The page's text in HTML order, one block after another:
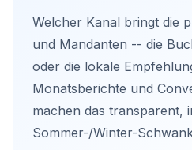
Welcher Kanal bringt die
und Mandanten -- die
oder die lokale
Monatsberichte und
machen das transparent,
Sommer-/Winter-